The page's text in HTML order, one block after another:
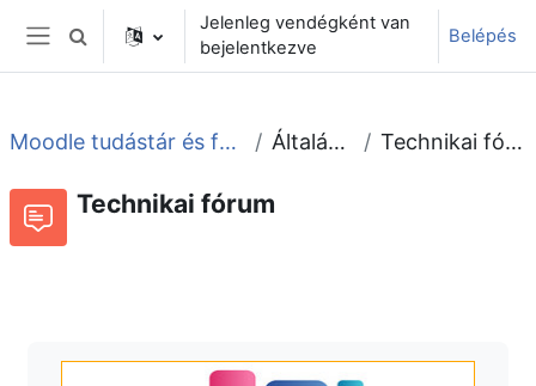
Tovább a fő tartalomhoz
Oldalpanel
Keresési bemeneti adatok váltása
Jelenleg vendégként van
bejelentkezve
Belépés
Moodle tudástár és fórum Általános Technikai fórum
Technikai fórum